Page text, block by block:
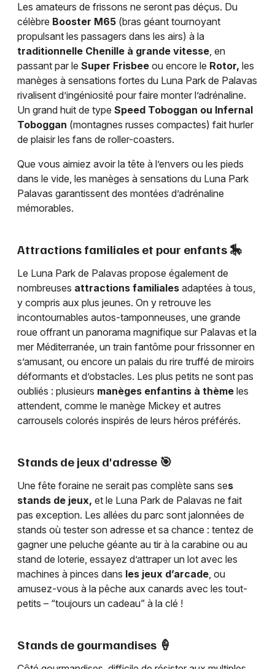
Les amateurs de frissons ne seront pas déçus. Du
célèbre Booster M65 (bras géant tournoyant
propulsant les passagers dans les airs) à la
traditionnelle Chenille à grande vitesse, en
passant par le Super Frisbee ou encore le Rotor, les
manèges à sensations fortes du Luna Park de Palavas
rivalisent d’ingéniosité pour faire monter l’adrénaline.
Un grand huit de type Speed Toboggan ou Infernal
Toboggan (montagnes russes compactes) fait hurler
de plaisir les fans de roller-coasters.
Que vous aimiez avoir la tête à l’envers ou les pieds
dans le vide, les manèges à sensations du Luna Park
Palavas garantissent des montées d’adrénaline
mémorables.
Attractions familiales et pour enfants 🎠
Le Luna Park de Palavas propose également de
nombreuses attractions familiales adaptées à tous,
y compris aux plus jeunes. On y retrouve les
incontournables autos-tamponneuses, une grande
roue offrant un panorama magnifique sur Palavas et la
mer Méditerranée, un train fantôme pour frissonner en
s’amusant, ou encore un palais du rire truffé de miroirs
déformants et d’obstacles. Les plus petits ne sont pas
oubliés : plusieurs manèges enfantins à thème les
attendent, comme le manège Mickey et autres
carrousels colorés inspirés de leurs héros préférés.
Stands de jeux d'adresse 🎯
Une fête foraine ne serait pas complète sans ses
stands de jeux, et le Luna Park de Palavas ne fait
pas exception. Les allées du parc sont jalonnées de
stands où tester son adresse et sa chance : tentez de
gagner une peluche géante au tir à la carabine ou au
stand de loterie, essayez d’attraper un lot avec les
machines à pinces dans les jeux d’arcade, ou
amusez-vous à la pêche aux canards avec les tout-
petits – “toujours un cadeau” à la clé !
Stands de gourmandises 🍦